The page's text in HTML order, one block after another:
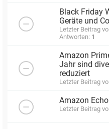
Black Friday
Geräte und
Letzter Beitrag
Antworten: 1
Amazon
Jahr sind
reduziert
Letzter Beitrag
Amazon
Letzter Beitrag